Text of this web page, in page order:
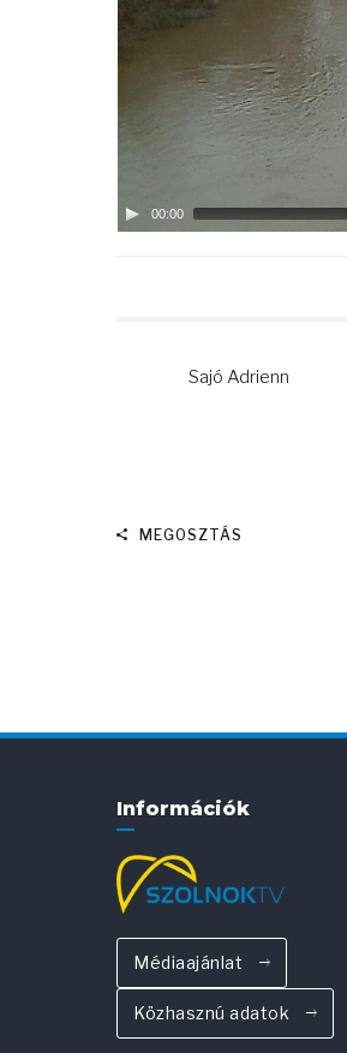
00:00
Sajó Adrienn
MEGOSZTÁS
Információk
Médiaajánlat
Közhasznú adatok